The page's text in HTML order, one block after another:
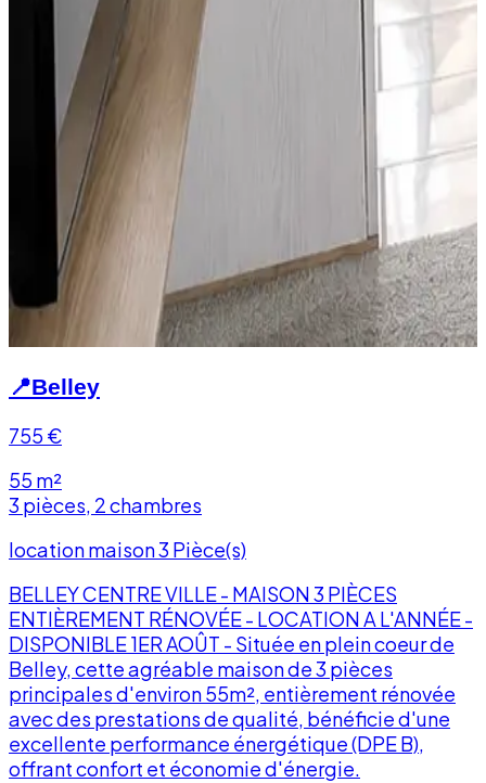
📍Belley
755 €
55 m²
3 pièces, 2 chambres
location maison 3 Pièce(s)
BELLEY CENTRE VILLE - MAISON 3 PIÈCES
ENTIÈREMENT RÉNOVÉE - LOCATION A L'ANNÉE -
DISPONIBLE 1ER AOÛT - Située en plein coeur de
Belley, cette agréable maison de 3 pièces
principales d'environ 55m², entièrement rénovée
avec des prestations de qualité, bénéficie d'une
excellente performance énergétique (DPE B),
offrant confort et économie d'énergie.